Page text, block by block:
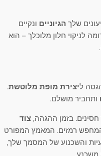
שלך הגיוניים ונקיים
לניקוי חלון מלוכלך – הוא
ליצירת מופת מלוטשת.
ותחביר מושלם.
חסינים. בזמן ההגהה, צוד
המחפש רמזים. המאמץ המפורט
והשכנוע של המסמך שלך,